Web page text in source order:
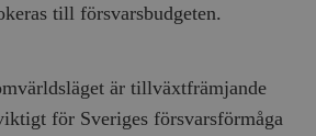
till försvarsbudgeten.
är tillväxtfrämjande
för Sveriges försvarsförmåga